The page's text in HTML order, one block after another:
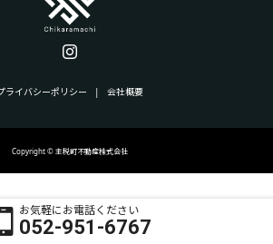
お気軽にお電話ください
052-951-6767
ライバシーポリシー 会社概要
Copyright © 主税町不動産株式会社